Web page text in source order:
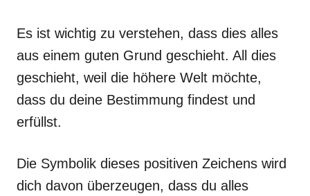
Es ist wichtig zu verstehen, dass dies alles
aus einem guten Grund geschieht. All dies
geschieht, weil die höhere Welt möchte,
dass du deine Bestimmung findest und
erfüllst.
Die Symbolik dieses positiven Zeichens wird
dich davon überzeugen, dass du alles